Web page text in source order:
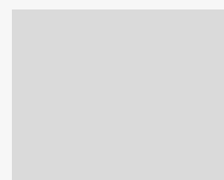
بكيرياكوس ميتسوتاكيس رئيس